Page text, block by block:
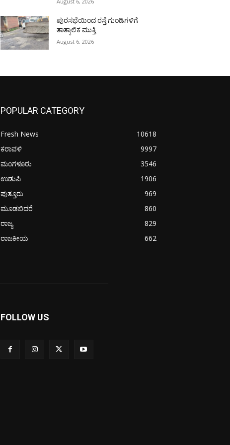
ಪುರಸಭೆಯಿಂದ ರಸ್ತೆ ಗುಂಡಿಗಳಿಗೆ
ತಾತ್ಕಾಲಿಕ ಮುಕ್ತಿ
August 6, 2026
POPULAR CATEGORY
Fresh News
10618
ಕರಾವಳಿ
9997
ಮಂಗಳೂರು
3546
ಉಡುಪಿ
1906
ಪುತ್ತೂರು
969
ಮೂಡಬಿದರೆ
860
ರಾಜ್ಯ
829
ರಾಜಕೀಯ
662
FOLLOW US